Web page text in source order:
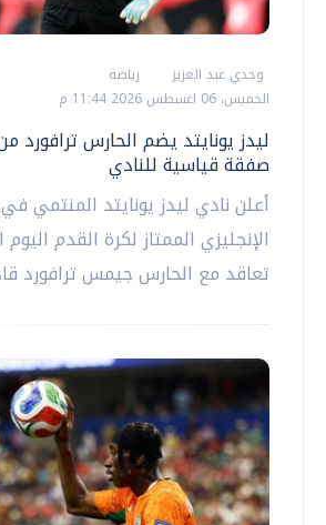
وجدي عبد العزيز
رياضة
الخميس، 06 اغسطس 2026 11:44 م
ليدز يونايتد يضم الحارس
صفقة قياسية للنادي
أعلن نادي ليدز يونايتد المنتمي
الإنجليزي الممتاز لكرة القدم
تعاقد مع الحارس جيمس ترافورد